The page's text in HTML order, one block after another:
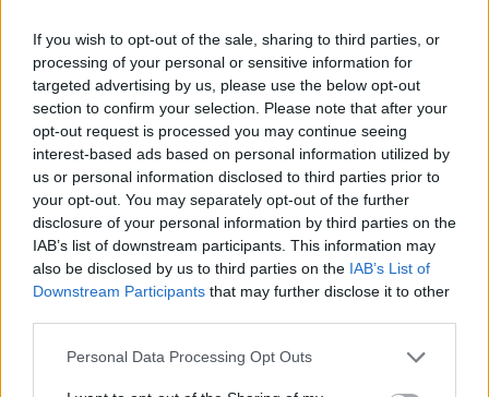
If you wish to opt-out of the sale, sharing to third parties, or
processing of your personal or sensitive information for
targeted advertising by us, please use the below opt-out
section to confirm your selection. Please note that after your
opt-out request is processed you may continue seeing
interest-based ads based on personal information utilized by
us or personal information disclosed to third parties prior to
your opt-out. You may separately opt-out of the further
disclosure of your personal information by third parties on the
IAB’s list of downstream participants. This information may
also be disclosed by us to third parties on the IAB’s List of
Downstream Participants that may further disclose it to other
Personal Data Processing Opt Outs
Tuo metu draudimo bendrovės „Balcia
Insurance SE“ Lietuvos filialas tvirtina, kad
sprendimas dar nepriimtas dėl tęsiamo
tyrimo – anot draudimo kompanijos,
ekspertizės atskleidė neatitikimų, kurie
nesutampa su kliento pateikta informacija
apie įvykį.
Todėl, kaip aiškino draudimo
bendrovė, būtina įvertinti papildomas